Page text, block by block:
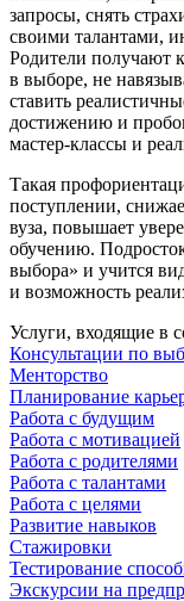
запросы, снять
своими талантами,
Родители получают
в выборе, не
ставить
достижению и
мастер-классы и
Такая
поступлении,
вуза, повышает
обучению.
выбора» и учится
и возможность
Услуги, входящие в
Консультации по
Менторство
Планирование
Работа с будущим
Работа с мотивацией
Работа с родителями
Работа с талантами
Работа с целями
Развитие навыков
Стажировки
Тестирование
Экскурсии на